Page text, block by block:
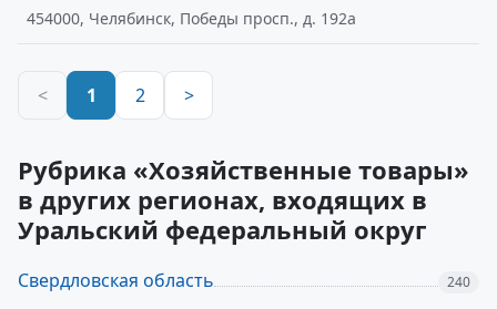
454000, Челябинск, Победы просп., д. 192а
< 1 2 >
Рубрика «Хозяйственные товары»
в других регионах, входящих в
Уральский федеральный округ
Свердловская область 240